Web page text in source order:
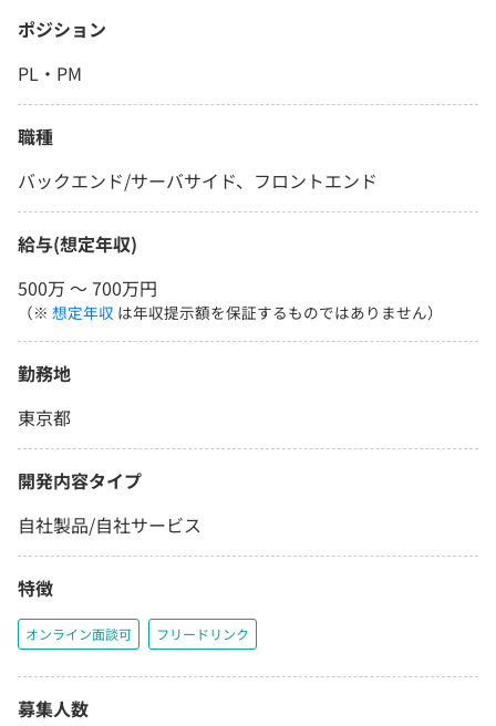
ポジション
PL・PM
職種
バックエンド/サーバサイド、フロントエンド
給与(想定年収)
500万 〜 700万円
（※ 想定年収 は年収提示額を保証するものではありません）
勤務地
東京都
開発内容タイプ
自社製品/自社サービス
特徴
オンライン面談可 フリードリンク
募集人数